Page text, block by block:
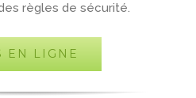
règles de sécurité.
EN LIGNE